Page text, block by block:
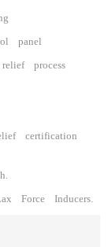
panel
process
certification
Force Inducers.